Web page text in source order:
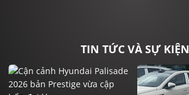
TIN TỨC VÀ SỰ KIỆN